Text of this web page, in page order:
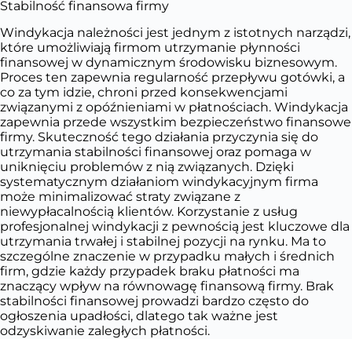
Stabilność finansowa firmy
Windykacja należności jest jednym z istotnych narządzi,
które umożliwiają firmom utrzymanie płynności
finansowej w dynamicznym środowisku biznesowym.
Proces ten zapewnia regularność przepływu gotówki, a
co za tym idzie, chroni przed konsekwencjami
związanymi z opóźnieniami w płatnościach. Windykacja
zapewnia przede wszystkim bezpieczeństwo finansowe
firmy. Skuteczność tego działania przyczynia się do
utrzymania stabilności finansowej oraz pomaga w
uniknięciu problemów z nią związanych. Dzięki
systematycznym działaniom windykacyjnym firma
może minimalizować straty związane z
niewypłacalnością klientów. Korzystanie z usług
profesjonalnej windykacji z pewnością jest kluczowe dla
utrzymania trwałej i stabilnej pozycji na rynku. Ma to
szczególne znaczenie w przypadku małych i średnich
firm, gdzie każdy przypadek braku płatności ma
znaczący wpływ na równowagę finansową firmy. Brak
stabilności finansowej prowadzi bardzo często do
ogłoszenia upadłości, dlatego tak ważne jest
odzyskiwanie zaległych płatności.